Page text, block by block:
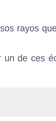
rayos
de ces